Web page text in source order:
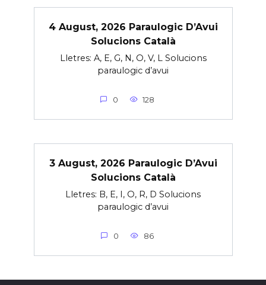
4 August, 2026 Paraulogic D’Avui
Solucions Català
Lletres: A, E, G, N, O, V, L Solucions
paraulogic d’avui
0 128
3 August, 2026 Paraulogic D’Avui
Solucions Català
Lletres: B, E, I, O, R, D Solucions
paraulogic d’avui
0 86